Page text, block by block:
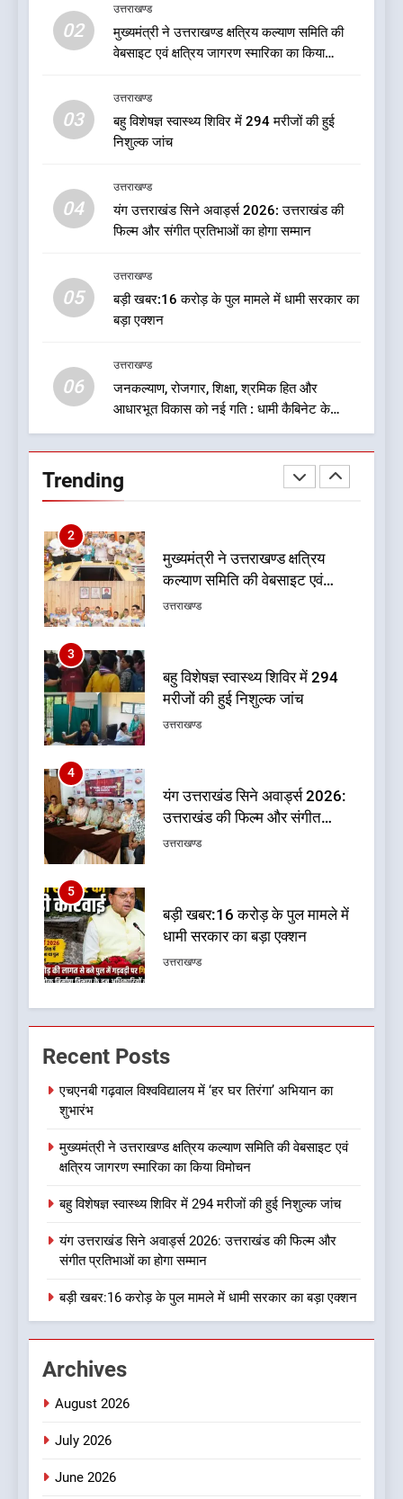
02
उत्तराखण्ड
मुख्यमंत्री ने उत्तराखण्ड क्षत्रिय कल्याण समिति की
वेबसाइट एवं क्षत्रिय जागरण स्मारिका का किया
03
उत्तराखण्ड
बहु विशेषज्ञ स्वास्थ्य शिविर में 294 मरीजों की हुई
निशुल्क जांच
04
उत्तराखण्ड
यंग उत्तराखंड सिने अवार्ड्स 2026: उत्तराखंड की
फिल्म और संगीत प्रतिभाओं का होगा सम्मान
05
उत्तराखण्ड
बड़ी खबर:16 करोड़ के पुल मामले में धामी सरकार का
बड़ा एक्शन
06
उत्तराखण्ड
जनकल्याण, रोजगार, शिक्षा, श्रमिक हित और
आधारभूत विकास को नई गति : धामी कैबिनेट के
ऐतिहासिक फैसले
Trending
फैसले
अध्यक्ष? राजनीति के गलियारों में
सुगबुगाहट तेज
उत्तराखण्ड
दुखद खबर:उत्तराखंड में मौत की खाई
में समाया पूरा परिवार, पांच की दर्दनाक
1
एचएनबी गढ़वाल विश्वविद्यालय में ‘हर
कल्याण समिति की वेबसाइट एवं
क्षत्रिय जागरण स्मारिका का किया
3
बहु विशेषज्ञ स्वास्थ्य शिविर में 294
मरीजों की हुई निशुल्क जांच
उत्तराखण्ड
4
यंग उत्तराखंड सिने अवार्ड्स 2026:
उत्तराखंड की फिल्म और संगीत
प्रतिभाओं का होगा सम्मान
उत्तराखण्ड
5
बड़ी खबर:16 करोड़ के पुल मामले में
धामी सरकार का बड़ा एक्शन
उत्तराखण्ड
6
जनकल्याण, रोजगार, शिक्षा, श्रमिक
हित और आधारभूत विकास को नई
गति : धामी कैबिनेट के ऐतिहासिक
उत्तराखण्ड
7
रहे हैं उत्तराखंड भाजपा के नए प्रदेश
सुगबुगाहट तेज
उत्तराखण्ड
दुखद खबर:उत्तराखंड में मौत की खाई
में समाया पूरा परिवार, पांच की दर्दनाक
मौत
उत्तराखण्ड
1
एचएनबी गढ़वाल विश्वविद्यालय में ‘हर
घर तिरंगा’ अभियान का शुभारंभ
उत्तराखण्ड
2
3
Recent Posts
एचएनबी गढ़वाल विश्वविद्यालय में ‘हर घर तिरंगा’ अभियान का
शुभारंभ
मुख्यमंत्री ने उत्तराखण्ड क्षत्रिय कल्याण समिति की वेबसाइट एवं
क्षत्रिय जागरण स्मारिका का किया विमोचन
बहु विशेषज्ञ स्वास्थ्य शिविर में 294 मरीजों की हुई निशुल्क जांच
यंग उत्तराखंड सिने अवार्ड्स 2026: उत्तराखंड की फिल्म और
संगीत प्रतिभाओं का होगा सम्मान
बड़ी खबर:16 करोड़ के पुल मामले में धामी सरकार का बड़ा एक्शन
Archives
August 2026
July 2026
June 2026